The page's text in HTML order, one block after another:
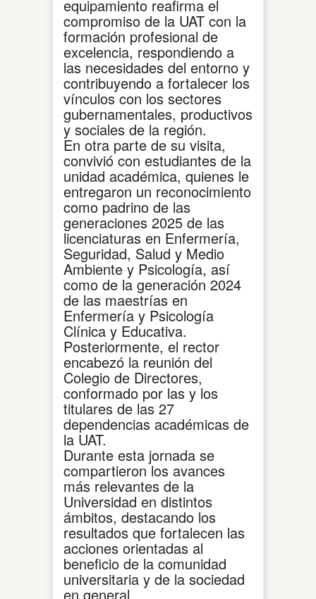
equipamiento reafirma el
compromiso de la UAT con la
formación profesional de
excelencia, respondiendo a
las necesidades del entorno y
contribuyendo a fortalecer los
vínculos con los sectores
gubernamentales, productivos
y sociales de la región.
En otra parte de su visita,
convivió con estudiantes de la
unidad académica, quienes le
entregaron un reconocimiento
como padrino de las
generaciones 2025 de las
licenciaturas en Enfermería,
Seguridad, Salud y Medio
Ambiente y Psicología, así
como de la generación 2024
de las maestrías en
Enfermería y Psicología
Clínica y Educativa.
Posteriormente, el rector
encabezó la reunión del
Colegio de Directores,
conformado por las y los
titulares de las 27
dependencias académicas de
la UAT.
Durante esta jornada se
compartieron los avances
más relevantes de la
Universidad en distintos
ámbitos, destacando los
resultados que fortalecen las
acciones orientadas al
beneficio de la comunidad
universitaria y de la sociedad
en general.